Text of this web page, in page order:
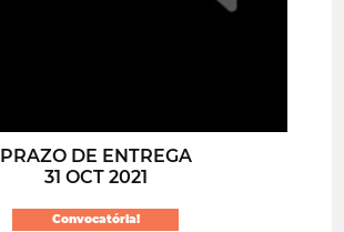
PRAZO DE ENTREGA
31 OCT 2021
Convocatória!